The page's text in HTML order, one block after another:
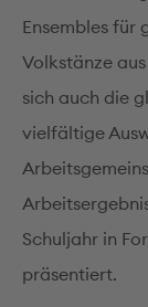
Ensembles für
Volkstänze
sich auch die
vielfältige
Schuljahr in
präsentiert.